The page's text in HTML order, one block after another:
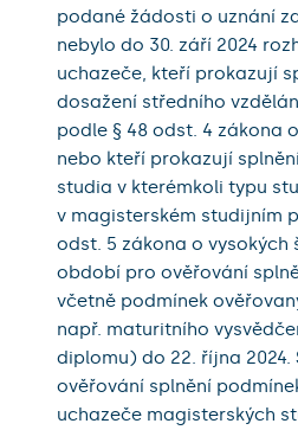
podané žádosti o uznání
nebylo do 30. září 2024
uchazeče, kteří prokazují
dosažení středního
podle § 48 odst. 4 zákona
nebo kteří prokazují
studia v kterémkoli typu
v magisterském studijním
odst. 5 zákona o vysokých
období pro ověřování
včetně podmínek
např. maturitního
diplomu) do 22. října
ověřování splnění
uchazeče magisterských